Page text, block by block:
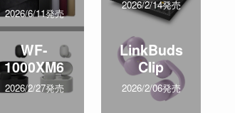
2026/6/11発売
2026/2/14発売
WF-
1000XM6
2026/2/27発売
LinkBuds
Clip
2026/2/06発売